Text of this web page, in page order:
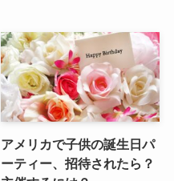
アメリカで子供の誕生日パ
ーティー、招待されたら？